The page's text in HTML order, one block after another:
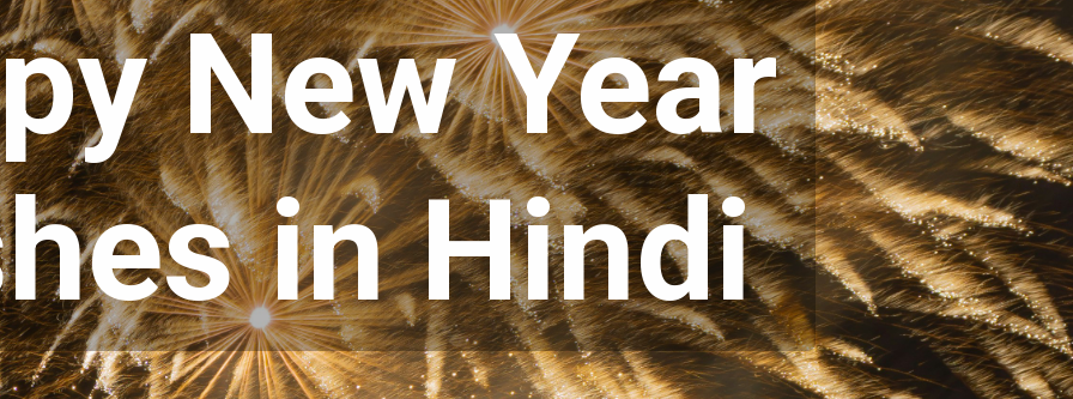
New Year
in Hindi